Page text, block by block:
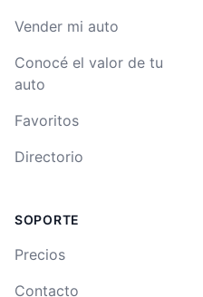
Vender mi auto
Conocé el valor de tu
auto
Favoritos
Directorio
SOPORTE
Precios
Contacto